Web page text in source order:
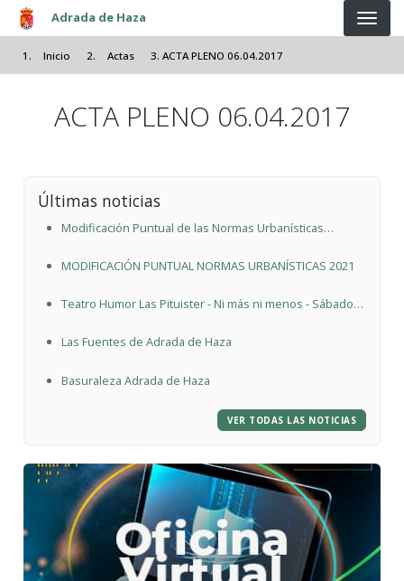
Pasar al contenido principal
Adrada de Haza
Inicio Actas ACTA PLENO 06.04.2017
ACTA PLENO 06.04.2017
Últimas noticias
Modificación Puntual de las Normas Urbanísticas
Cabañas Sualdea
MODIFICACIÓN PUNTUAL NORMAS URBANÍSTICAS 2021
Teatro Humor Las Pituister - Ni más ni menos - Sábado
Las Fuentes de Adrada de Haza
Basuraleza Adrada de Haza
VER TODAS LAS NOTICIAS